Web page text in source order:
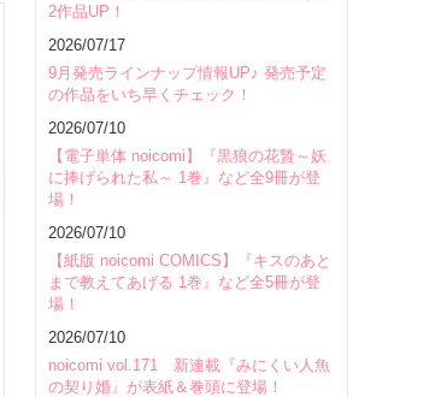
2作品UP！
2026/07/17
9月発売ラインナップ情報UP♪ 発売予定
の作品をいち早くチェック！
2026/07/10
【電子単体 noicomi】『黒狼の花贄～妖
に捧げられた私～ 1巻』など全9冊が登
場！
2026/07/10
【紙版 noicomi COMICS】『キスのあと
まで教えてあげる 1巻』など全5冊が登
場！
2026/07/10
noicomi vol.171 新連載『みにくい人魚
の契り婚』が表紙＆巻頭に登場！